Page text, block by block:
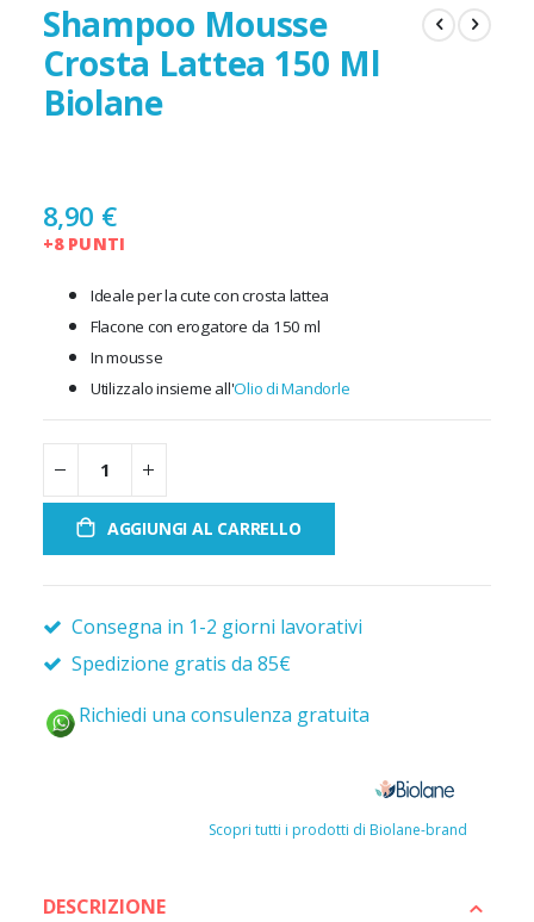
Shampoo Mousse
Crosta Lattea 150 Ml
Biolane
8,90 €
+8 PUNTI
Ideale per la cute con crosta lattea
Flacone con erogatore da 150 ml
In mousse
Utilizzalo insieme all'Olio di Mandorle
AGGIUNGI AL CARRELLO
Consegna in 1-2 giorni lavorativi
Spedizione gratis da 85€
Richiedi una consulenza gratuita
Scopri tutti i prodotti di Biolane-brand
DESCRIZIONE